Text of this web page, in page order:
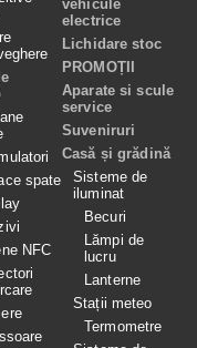
spate
NFC
vehicule
electrice
Lichidare stoc
PROMOȚII
Aparate si scule
service
Suveniruri
Casă și grădină
Sisteme de
iluminat
Becuri
Lămpi de
lucru
Lanterne
Stații meteo
Termometre